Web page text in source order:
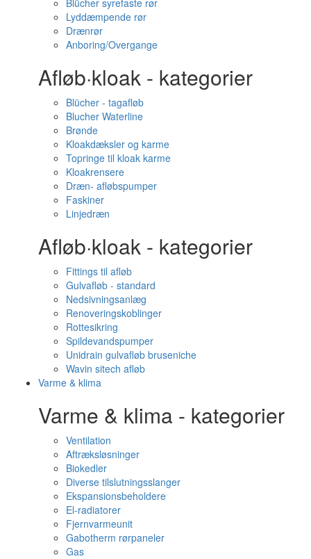
Blücher syrefaste rør
Lyddæmpende rør
Drænrør
Anboring/Overgange
Afløb·kloak - kategorier
Blücher - tagafløb
Blucher Waterline
Brønde
Kloakdæksler og karme
Topringe til kloak karme
Kloakrensere
Dræn- afløbspumper
Faskiner
Linjedræn
Afløb·kloak - kategorier
Fittings til afløb
Gulvafløb - standard
Nedsivningsanlæg
Renoveringskoblinger
Rottesikring
Spildevandspumper
Unidrain gulvafløb bruseniche
Wavin sitech afløb
Varme & klima
Varme & klima - kategorier
Ventilation
Aftræksløsninger
Biokedler
Diverse tilslutningsslanger
Ekspansionsbeholdere
El-radiatorer
Fjernvarmeunit
Gabotherm rørpaneler
Gas